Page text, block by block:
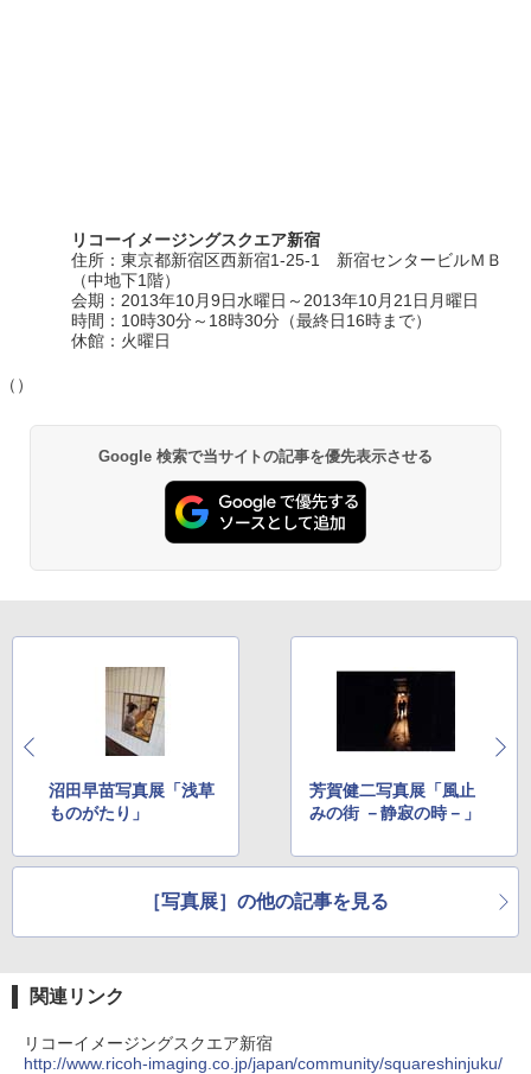
リコーイメージングスクエア新宿
住所：東京都新宿区西新宿1-25-1 新宿センタービルＭＢ
（中地下1階）
会期：2013年10月9日水曜日～2013年10月21日月曜日
時間：10時30分～18時30分（最終日16時まで）
休館：火曜日
（）
Google 検索で当サイトの記事を優先表示させる
沼田早苗写真展「浅草
ものがたり」
芳賀健二写真展「風止
みの街 －静寂の時－」
［写真展］の他の記事を見る
関連リンク
リコーイメージングスクエア新宿
http://www.ricoh-imaging.co.jp/japan/community/squareshinjuku/